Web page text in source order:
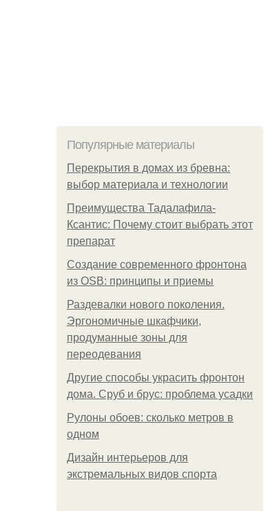
Популярные материалы
Перекрытия в домах из бревна:
выбор материала и технологии
Преимущества Тадалафила-
Ксантис: Почему стоит выбрать этот
препарат
Создание современного фронтона
из OSB: принципы и приемы
Раздевалки нового поколения.
Эргономичные шкафчики,
продуманные зоны для
переодевания
Другие способы украсить фронтон
дома. Сруб и брус: проблема усадки
Рулоны обоев: сколько метров в
одном
Дизайн интерьеров для
экстремальных видов спорта